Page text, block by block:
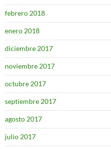
febrero 2018
enero 2018
diciembre 2017
noviembre 2017
octubre 2017
septiembre 2017
agosto 2017
julio 2017